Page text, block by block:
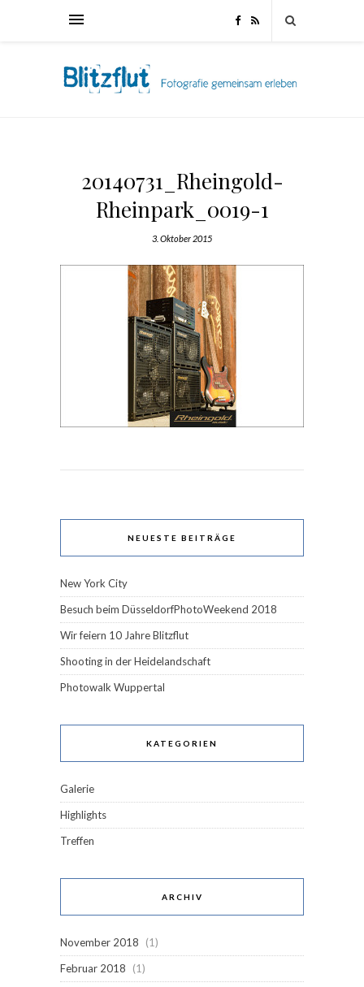
20140731_Rheingold-
Rheinpark_0019-1
3. Oktober 2015
NEUESTE BEITRÄGE
New York City
Besuch beim DüsseldorfPhotoWeekend 2018
Wir feiern 10 Jahre Blitzflut
Shooting in der Heidelandschaft
Photowalk Wuppertal
KATEGORIEN
Galerie
Highlights
Treffen
ARCHIV
November 2018
(1)
Februar 2018
(1)